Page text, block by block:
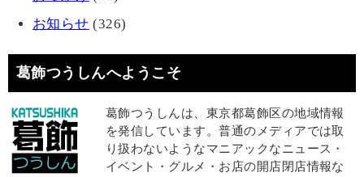
お知らせ (326)
葛飾つうしんへようこそ
葛飾つうしんは、東京都葛飾区の地域情報
を発信しています。普通のメディアでは取
り扱わないようなマニアックなニュース・
イベント・グルメ・お店の開店閉店情報な